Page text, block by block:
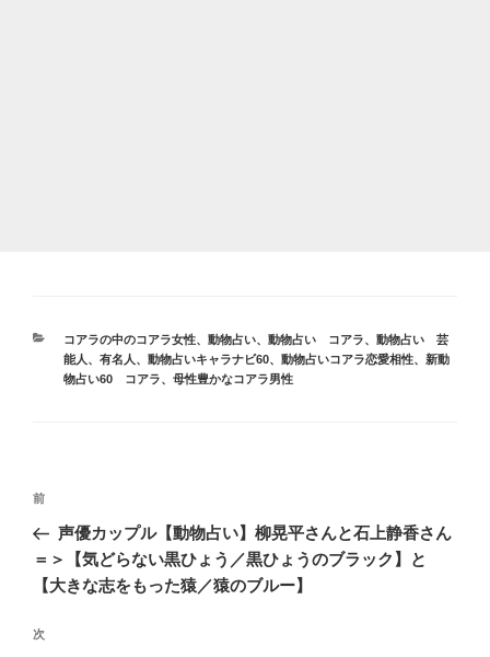
カ
テ
ゴ
コアラの中のコアラ女性、 動物占い、 動物占い コアラ、 動物占い 芸
能人、有名人 、 動物占いキャラナビ60、 動物占いコアラ恋愛相性、 新動
物占い60 コアラ、 母性豊かなコアラ男性
投
ナ
ビ
ー
前
の
稿
前
声優カップル【動物占い】柳晃平さんと石上静香さん
＝＞【気どらない黒ひょう／黒ひょうのブラック】と
【大きな志をもった猿／猿のブルー】
次
次